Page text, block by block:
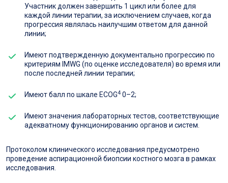
Участник должен завершить 1 цикл или более для
каждой линии терапии, за исключением случаев, когда
прогрессия являлась наилучшим ответом для данной
линии;
Имеют подтвержденную документально прогрессию по
критериям IMWG (по оценке исследователя) во время или
после последней линии терапии;
Имеют балл по шкале ECOG4 0–2;
Имеют значения лабораторных тестов, соответствующие
адекватному функционированию органов и систем.
Протоколом клинического исследования предусмотрено
проведение аспирационной биопсии костного мозга в рамках
исследования.